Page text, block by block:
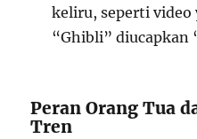
keliru, seperti
“Ghibli” diucapkan
Peran Orang Tua
Tren